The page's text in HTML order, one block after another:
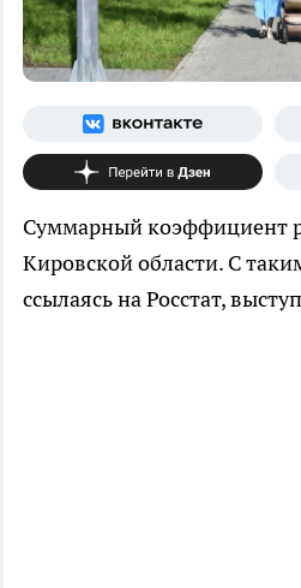
Суммарный коэффициент
Кировской области. С
ссылаясь на Росстат,